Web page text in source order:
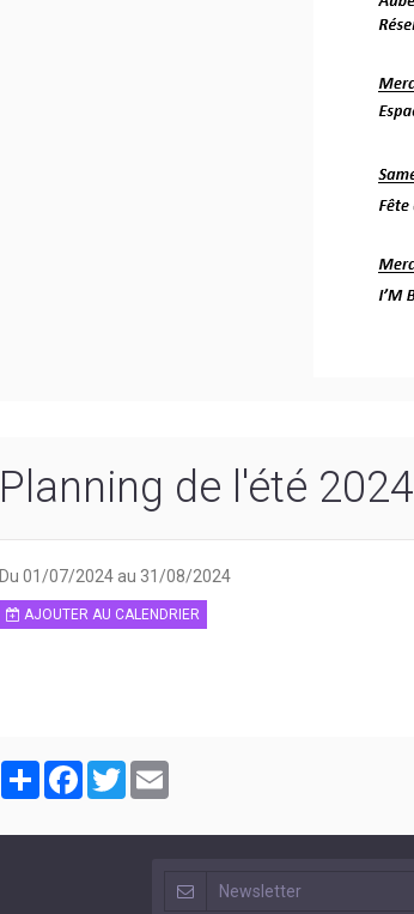
Planning de l'été 2024
Du 01/07/2024 au 31/08/2024
AJOUTER AU CALENDRIER
PartagerFacebook
Twitter